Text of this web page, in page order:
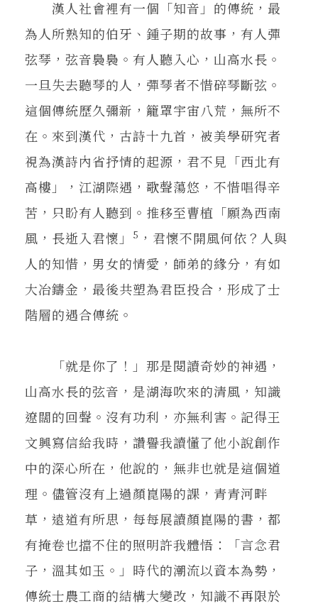
漢人社會裡有一個「知音」的傳統，最
為人所熟知的伯牙、鍾子期的故事，有人彈
弦琴，弦音裊裊。有人聽入心，山高水長。
一旦失去聽琴的人，彈琴者不惜碎琴斷弦。
這個傳統歷久彌新，籠罩宇宙八荒，無所不
在。來到漢代，古詩十九首，被美學研究者
視為漢詩內省抒情的起源，君不見「西北有
高樓」，江湖際遇，歌聲蕩悠，不惜唱得辛
苦，只盼有人聽到。推移至曹植「願為西南
風，長逝入君懷」
5 ，君懷不開風何依？人與
人的知惜，男女的情愛，師弟的緣分，有如
大冶鑄金，最後共塑為君臣投合，形成了士
階層的遇合傳統。
「就是你了！」那是閱讀奇妙的神遇，
山高水長的弦音，是湖海吹來的清風，知識
遼闊的回聲。沒有功利，亦無利害。記得王
文興寫信給我時，讚譽我讀懂了他小說創作
中的深心所在，他說的，無非也就是這個道
理。儘管沒有上過顏崑陽的課，青青河畔
草，遠道有所思，每每展讀顏崑陽的書，都
有掩卷也擋不住的照明許我體悟：「言念君
子，溫其如玉。」時代的潮流以資本為勢，
傳統士農工商的結構大變改，知識不再限於